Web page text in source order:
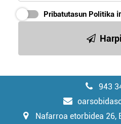
Pribatutasun Politika
943
Nafarroa etorbidea 26,